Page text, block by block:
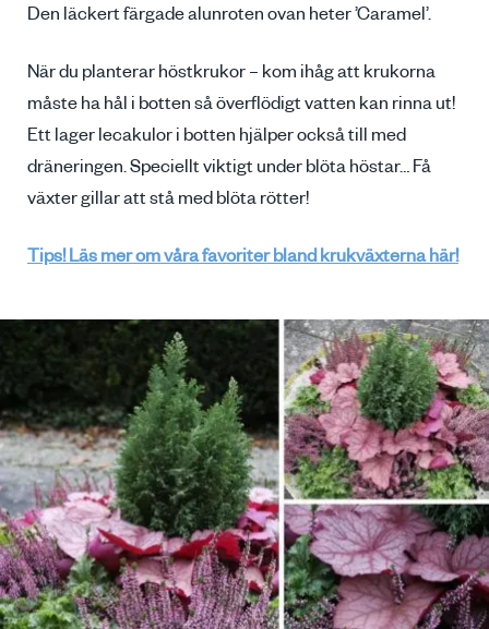
Den läckert färgade alunroten ovan heter ’Caramel’.
När du planterar höstkrukor – kom ihåg att krukorna
måste ha hål i botten så överflödigt vatten kan rinna ut!
Ett lager lecakulor i botten hjälper också till med
dräneringen. Speciellt viktigt under blöta höstar… Få
växter gillar att stå med blöta rötter!
Tips! Läs mer om våra favoriter bland krukväxterna här!